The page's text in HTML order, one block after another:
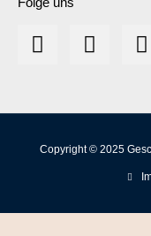
Copyright © 2025